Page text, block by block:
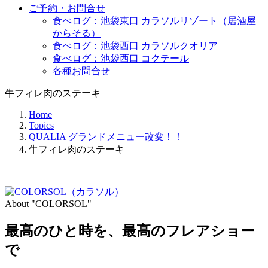
ご予約・お問合せ
食べログ：池袋東口 カラソルリゾート（居酒屋
からそる）
食べログ：池袋西口 カラソルクオリア
食べログ：池袋西口 コクテール
各種お問合せ
牛フィレ肉のステーキ
Home
Topics
QUALIA グランドメニュー改変！！
牛フィレ肉のステーキ
About "COLORSOL"
最高のひと時を、 最高のフレアショー
で